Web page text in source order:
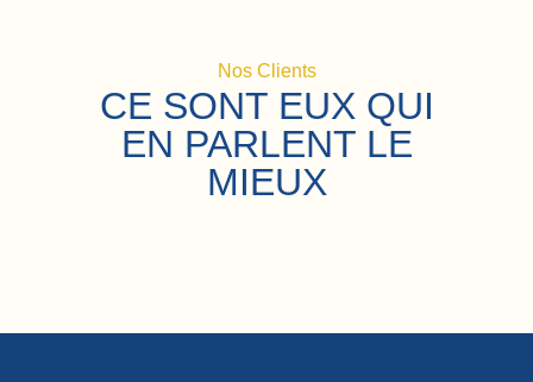
Nos Clients
CE SONT EUX QUI
EN PARLENT LE
MIEUX